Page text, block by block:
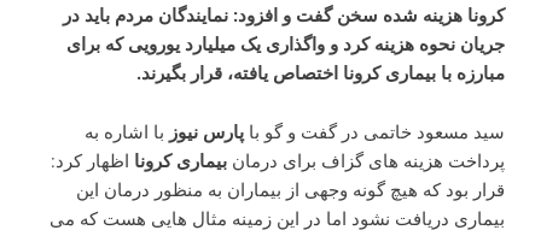
کرونا هزینه شده سخن گفت و افزود: نمایندگان مردم باید در
جریان نحوه هزینه کرد و واگذاری یک میلیارد یورویی که برای
مبارزه با بیماری کرونا اختصاص یافته، قرار بگیرند.
سید مسعود خاتمی در گفت و گو با پارس نیوز با اشاره به
پرداخت هزینه های گزاف برای درمان بیماری کرونا اظهار کرد:
قرار بود که هیچ گونه وجهی از بیماران به منظور درمان این
بیماری دریافت نشود اما در این زمینه مثال هایی هست که می